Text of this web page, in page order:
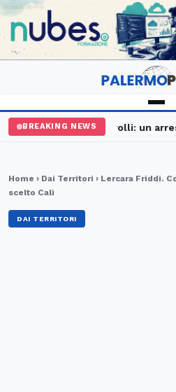
PUBBLICITÀ
BREAKING NEWS
maxi controlli: un arresto
Home › Dai Territori › Lercara Friddi.
scelto Calì
DAI TERRITORI